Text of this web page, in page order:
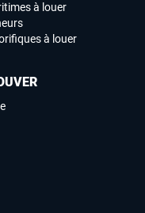
à louer
à louer